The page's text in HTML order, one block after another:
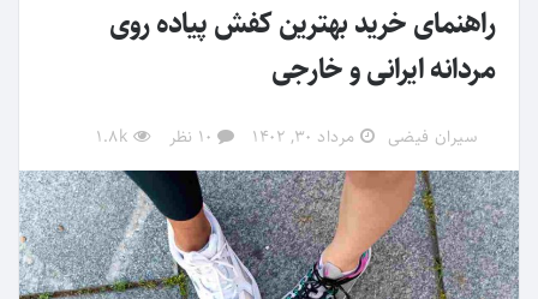
راهنمای خرید بهترین کفش پیاده روی
مردانه ایرانی و خارجی
سیران فیضی مرداد ۳۰, ۱۴۰۲ 10 نظر 1.8k